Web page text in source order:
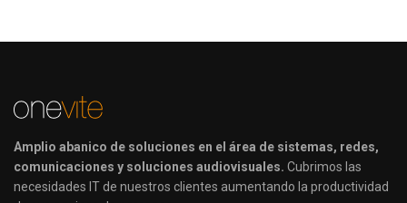
Amplio abanico de soluciones en el área de sistemas, redes,
comunicaciones y soluciones audiovisuales. Cubrimos las
necesidades IT de nuestros clientes aumentando la productividad